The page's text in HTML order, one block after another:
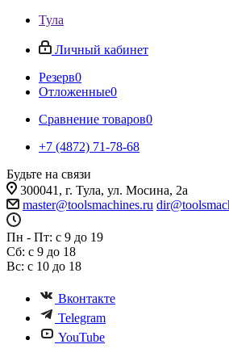
Тула
Личный кабинет
Резерв0
Отложенные0
Сравнение товаров0
+7 (4872) 71-78-68
Будьте на связи
300041, г. Тула, ул. Мосина, 2а
master@toolsmachines.ru
Пн - Пт: с 9 до 19
Сб: с 9 до 18
Вс: с 10 до 18
Вконтакте
Telegram
YouTube